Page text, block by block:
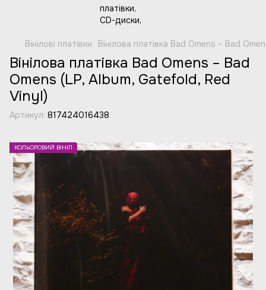
Вінілові платівки Вінілова платівка Bad Omens – Bad
Вінілова платівка Bad Omens – Bad
Omens (LP, Album, Gatefold, Red
Vinyl)
Артикул: 817424016438
КОЛЬОРОВИЙ ВІНІЛ